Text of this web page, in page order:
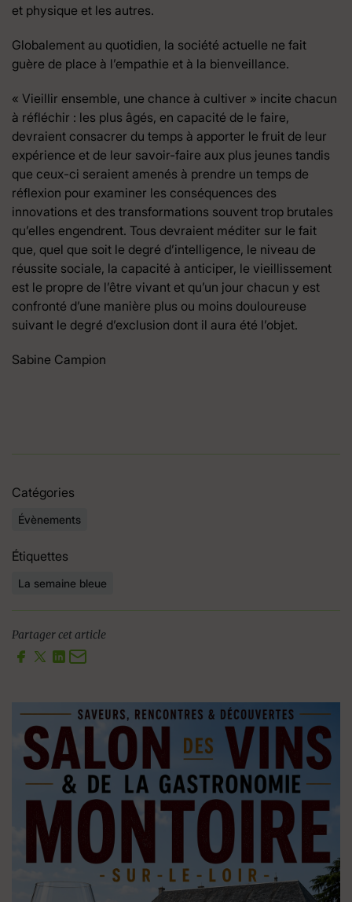
et physique et les autres.
Globalement au quotidien, la société actuelle ne fait
guère de place à l’empathie et à la bienveillance.
« Vieillir ensemble, une chance à cultiver » incite chacun
à réfléchir : les plus âgés, en capacité de le faire,
devraient consacrer du temps à apporter le fruit de leur
expérience et de leur savoir-faire aux plus jeunes tandis
que ceux-ci seraient amenés à prendre un temps de
réflexion pour examiner les conséquences des
innovations et des transformations souvent trop brutales
qu’elles engendrent. Tous devraient méditer sur le fait
que, quel que soit le degré d’intelligence, le niveau de
réussite sociale, la capacité à anticiper, le vieillissement
est le propre de l’être vivant et qu’un jour chacun y est
confronté d’une manière plus ou moins douloureuse
suivant le degré d’exclusion dont il aura été l’objet.
Sabine Campion
Catégories
Évènements
Étiquettes
La semaine bleue
Partager cet article